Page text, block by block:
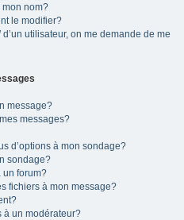
mon nom?
le modifier?
d’un utilisateur, on me demande de me
message?
messages?
d’options à mon sondage?
sondage?
un forum?
fichiers à mon message?
à un modérateur?